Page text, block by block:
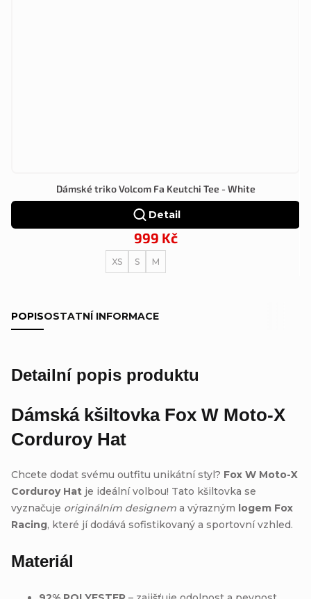
Dámské triko Volcom Fa Keutchi Tee - White
999 Kč
Detail
XS S M
POPISOSTATNÍ INFORMACE
Detailní popis produktu
Dámská kšiltovka Fox W Moto-X
Corduroy Hat
Chcete dodat svému outfitu unikátní styl? Fox W Moto-X
Corduroy Hat je ideální volbou! Tato kšiltovka se
vyznačuje originálním designem a výrazným logem Fox
Racing, které jí dodává sofistikovaný a sportovní vzhled.
Materiál